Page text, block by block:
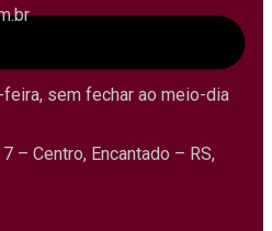
sem fechar ao meio-dia
– Centro, Encantado – RS,